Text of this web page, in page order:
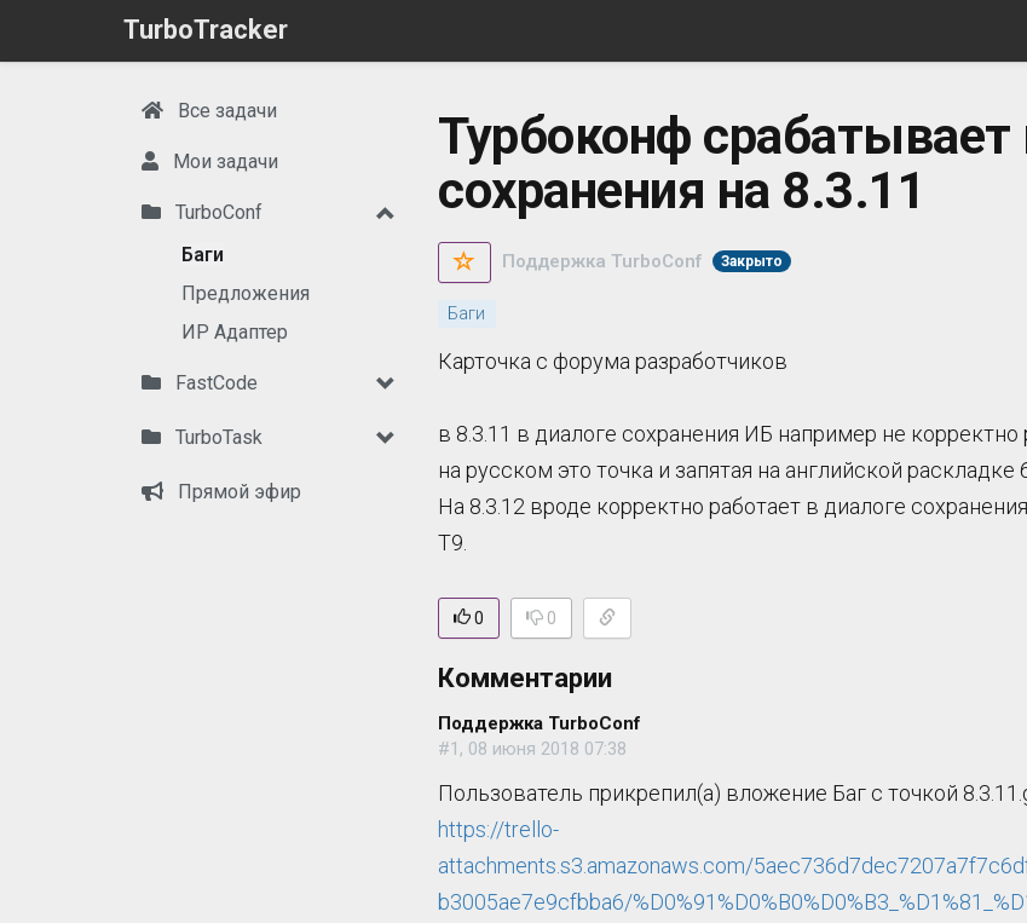
TurboTracker
Все задачи
Мои задачи
TurboConf
Баги
Предложения
ИР Адаптер
FastCode
TurboTask
Прямой эфир
Турбоконф срабатывает
сохранения на 8.3.11
Поддержка TurboConf Закрыто
Баги
Карточка с форума разработчиков
в 8.3.11 в диалоге сохранения ИБ например не
на русском это точка и запятая на английской
На 8.3.12 вроде корректно работает в диалоге
Т9.
0 0
Комментарии
Поддержка TurboConf
#1, 08 июня 2018 07:38
Пользователь прикрепил(а) вложение Баг с точкой
https://trello-
attachments.s3.amazonaws.com/
b3005ae7e9cfbba6/